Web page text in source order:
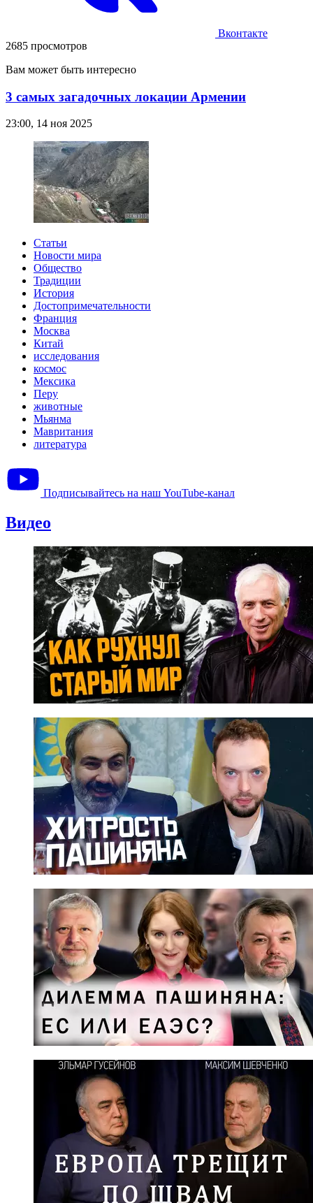
Вконтакте
2685 просмотров
Вам может быть интересно
3 самых загадочных локации Армении
23:00, 14 ноя 2025
Статьи
Новости мира
Общество
Традиции
История
Достопримечательности
Франция
Москва
Китай
исследования
космос
Мексика
Перу
животные
Мьянма
Мавритания
литература
Подписывайтесь на наш YouTube-канал
Видео